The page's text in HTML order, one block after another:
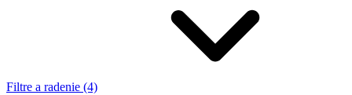
Filtre a radenie (4)